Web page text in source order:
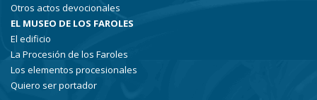
Otros actos devocionales
EL MUSEO DE LOS FAROLES
El edificio
La Procesión de los Faroles
Los elementos procesionales
Quiero ser portador